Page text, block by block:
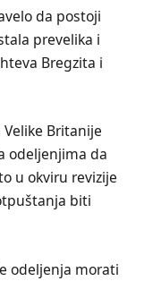
da postoji
prevelika i
Bregzita i
Britanije
odeljenjima da
u okviru revizije
biti
odeljenja morati